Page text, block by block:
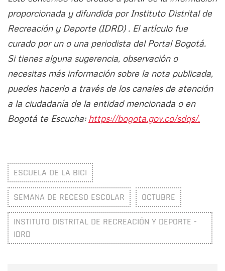
proporcionada y difundida por Instituto Distrital de
Recreación y Deporte (IDRD) . El artículo fue
curado por un o una periodista del Portal Bogotá.
Si tienes alguna sugerencia, observación o
necesitas más información sobre la nota publicada,
puedes hacerlo a través de los canales de atención
a la ciudadanía de la entidad mencionada o en
Bogotá te Escucha: https://bogota.gov.co/sdqs/.
ESCUELA DE LA BICI
SEMANA DE RECESO ESCOLAR OCTUBRE
INSTITUTO DISTRITAL DE RECREACIÓN Y DEPORTE -
IDRD